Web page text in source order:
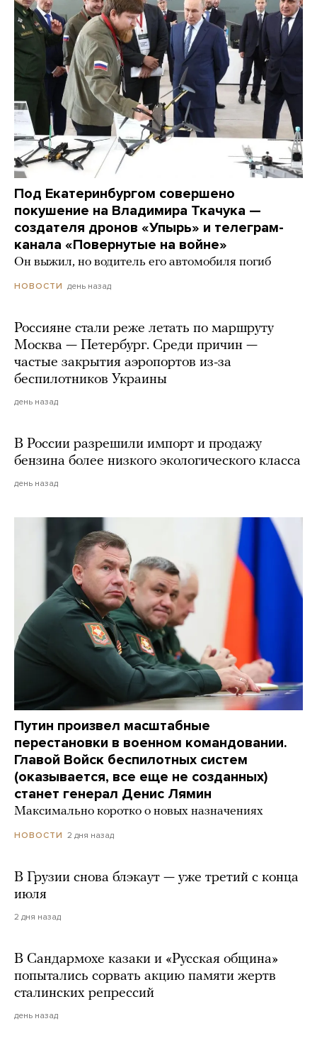
Под Екатеринбургом совершено
покушение на Владимира Ткачука —
создателя дронов «Упырь» и телеграм-
канала «Повернутые на войне»
Он выжил, но водитель его автомобиля погиб
НОВОСТИ день назад
Россияне стали реже летать по маршруту
Москва — Петербург. Среди причин —
частые закрытия аэропортов из-за
беспилотников Украины
день назад
В России разрешили импорт и продажу
бензина более низкого экологического класса
день назад
Путин произвел масштабные
перестановки в военном командовании.
Главой Войск беспилотных систем
(оказывается, все еще не созданных)
станет генерал Денис Лямин
Максимально коротко о новых назначениях
НОВОСТИ 2 дня назад
В Грузии снова блэкаут — уже третий с конца
июля
2 дня назад
В Сандармохе казаки и «Русская община»
попытались сорвать акцию памяти жертв
сталинских репрессий
день назад